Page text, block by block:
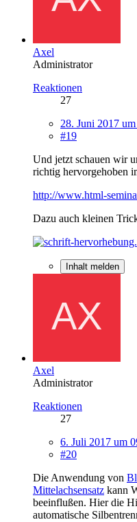
Axel
Administrator
Reaktionen
27
28. Juni 2017
#19
Und jetzt schauen wir
richtig hervorgehoben
http://www.html-
Dazu auch kleinen
Inhalt melden
Axel
Administrator
Reaktionen
27
6. Juli 2017 um
#20
Die Anwendung von
Mittelachsensatz kann
beeinflußen. Hier die
automatische